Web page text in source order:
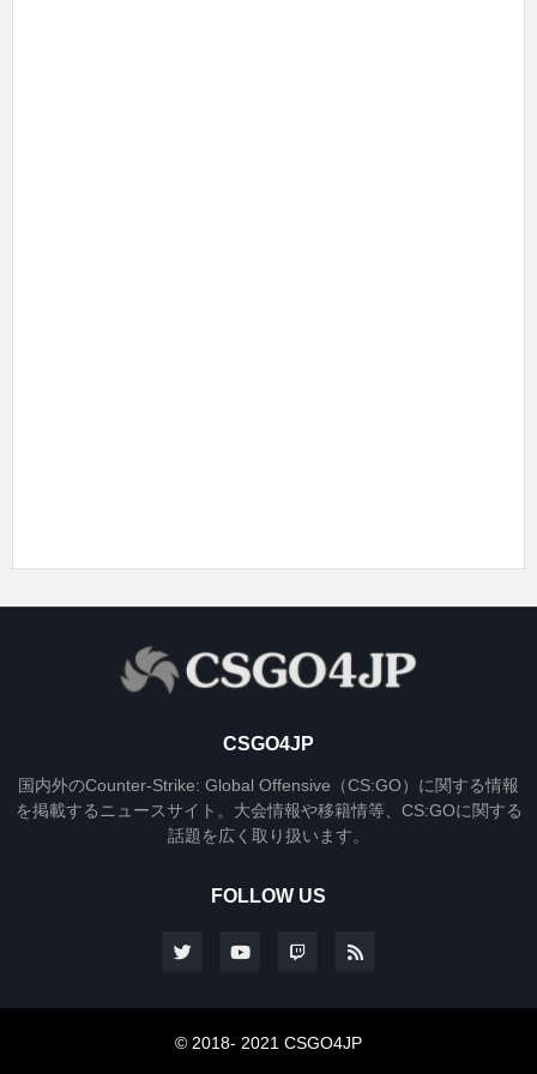
CSGO4JP
国内外のCounter-Strike: Global Offensive（CS:GO）に関する情報
を掲載するニュースサイト。大会情報や移籍情等、CS:GOに関する
話題を広く取り扱います。
FOLLOW US
© 2018- 2021 CSGO4JP